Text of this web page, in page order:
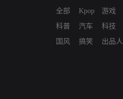
全部
科普
国风
Kpop
汽车
搞笑
游戏
科技
出品人